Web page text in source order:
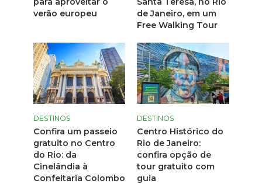
verão europeu
de Janeiro, em um
Free Walking Tour
DESTINOS
Confira um passeio
gratuito no Centro
do Rio: da
Cinelândia à
Confeitaria Colombo
DESTINOS
Centro Histórico do
Rio de Janeiro:
confira opção de
tour gratuito com
guia